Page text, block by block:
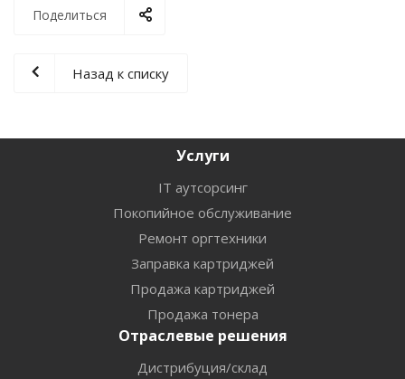
Поделиться
Назад к списку
Услуги
IT аутсорсинг
Покопийное обслуживание
Ремонт оргтехники
Заправка картриджей
Продажа картриджей
Продажа тонера
Отраслевые решения
Дистрибуция/склад